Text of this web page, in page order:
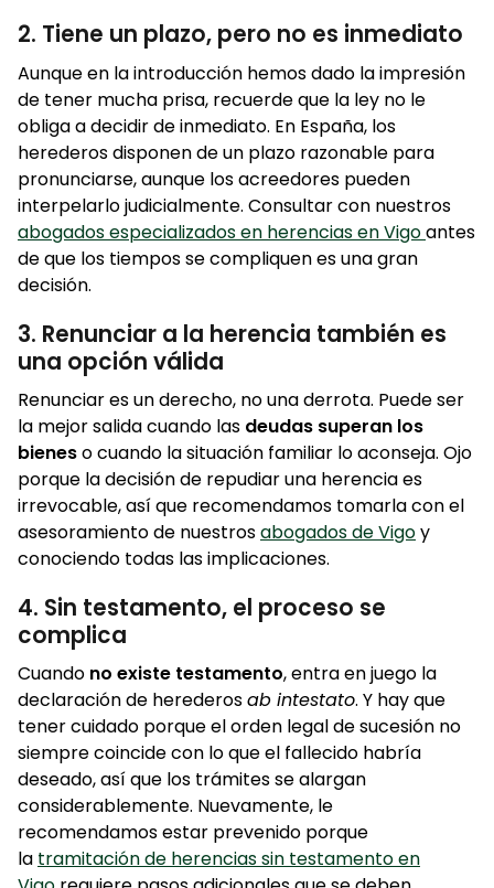
2. Tiene un plazo, pero no es inmediato
Aunque en la introducción hemos dado la impresión
de tener mucha prisa, recuerde que la ley no le
obliga a decidir de inmediato. En España, los
herederos disponen de un plazo razonable para
pronunciarse, aunque los acreedores pueden
interpelarlo judicialmente. Consultar con nuestros
abogados especializados en herencias en Vigoantes
de que los tiempos se compliquen es una gran
decisión.
3. Renunciar a la herencia también es
una opción válida
Renunciar es un derecho, no una derrota. Puede ser
la mejor salida cuando las deudas superan los
bieneso cuando la situación familiar lo aconseja. Ojo
porque la decisión de repudiar una herencia es
irrevocable, así que recomendamos tomarla con el
asesoramiento de nuestrosabogados de Vigoy
conociendo todas las implicaciones.
4. Sin testamento, el proceso se
complica
Cuando no existe testamento, entra en juego la
declaración de herederosab intestato. Y hay que
tener cuidado porque el orden legal de sucesión no
siempre coincide con lo que el fallecido habría
deseado, así que los trámites se alargan
considerablemente. Nuevamente, le
recomendamos estar prevenido porque
la tramitación de herencias sin testamento en